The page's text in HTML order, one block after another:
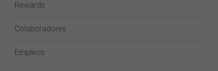
Rewards
Colaboradores
Empleos